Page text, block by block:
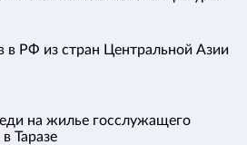
в РФ из стран Центральной Азии
на жилье госслужащего
Таразе